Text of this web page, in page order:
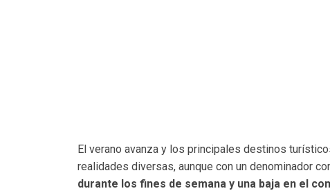
El verano avanza y los principales destinos
realidades diversas, aunque con un denominador
durante los fines de semana y una baja en el